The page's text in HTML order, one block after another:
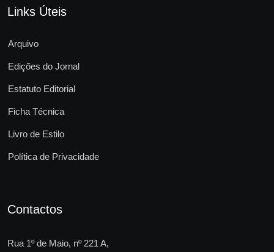
Links Úteis
Arquivo
Edições do Jornal
Estatuto Editorial
Ficha Técnica
Livro de Estilo
Política de Privacidade
Contactos
Rua 1º de Maio, nº 221 A,